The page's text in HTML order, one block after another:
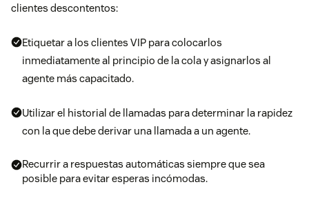
clientes descontentos:
Etiquetar a los clientes VIP para colocarlos
inmediatamente al principio de la cola y asignarlos al
agente más capacitado.
Utilizar el historial de llamadas para determinar la rapidez
con la que debe derivar una llamada a un agente.
Recurrir a respuestas automáticas siempre que sea
posible para evitar esperas incómodas.